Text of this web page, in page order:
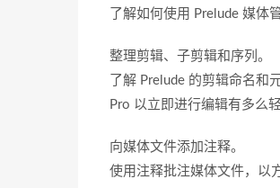
了解如何使用 Prelude 媒体
整理剪辑、子剪辑和序列。
了解 Prelude 的剪辑命名
Pro 以立即进行编辑有多么轻
向媒体文件添加注释。
使用注释批注媒体文件，以